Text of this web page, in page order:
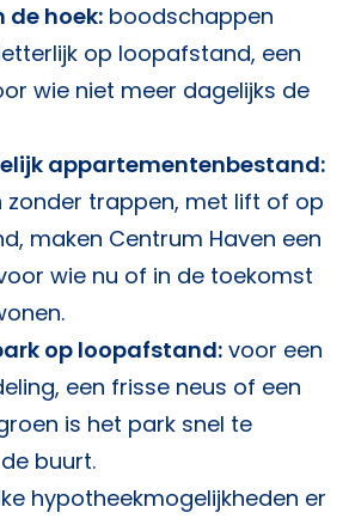
de hoek: boodschappen
op loopafstand, een
wie niet meer dagelijks de
appartementenbestand:
trappen, met lift of op
maken Centrum Haven een
wie nu of in de toekomst
op loopafstand: voor een
een frisse neus of een
is het park snel te
buurt.
hypotheekmogelijkheden er